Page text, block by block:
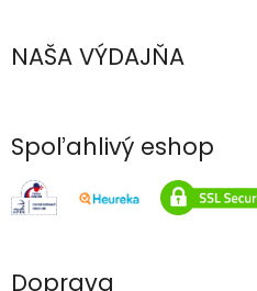
NAŠA VÝDAJŇA
Spoľahlivý eshop
Doprava